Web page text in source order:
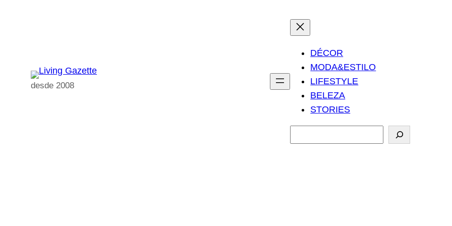
desde 2008
DÉCOR
MODA&ESTILO
LIFESTYLE
BELEZA
STORIES
e